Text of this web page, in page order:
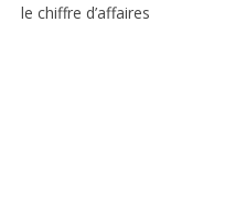
le chiffre d’affaires